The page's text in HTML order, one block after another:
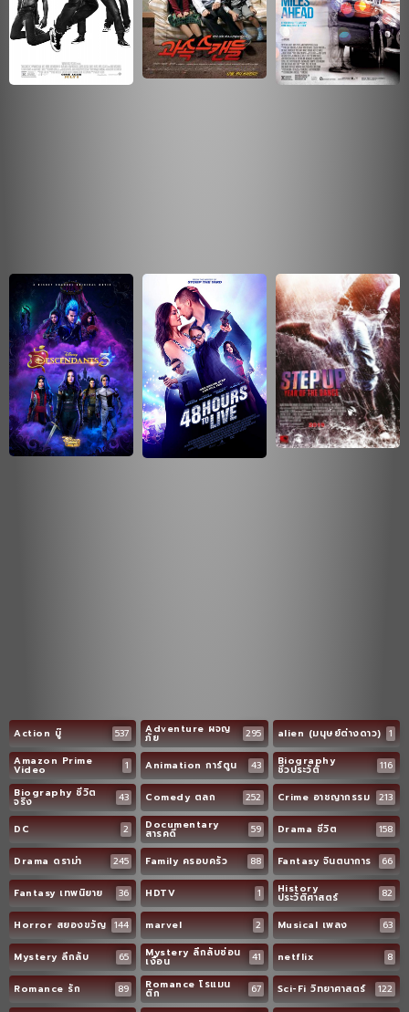
Action บู๊ 537 Adventure ผจญ
ภัย 295 alien (มนุษย์ต่างดาว) 1
Amazon Prime
Video 1 Animation การ์ตูน 43 Biography
ชีวประวัติ
116
Biography ชีวิต
จริง 43 Comedy ตลก 252 Crime อาชญากรรม 213
DC 2 Documentary
สารคดี 59 Drama ชีวิต 158
Drama ดราม่า 245 Family ครอบครัว 88 Fantasy จินตนาการ 66
Fantasy เทพนิยาย 36 HDTV 1 History
ประวัติศาสตร์ 82
Horror สยองขวัญ 144 marvel 2 Musical เพลง 63
Mystery ลึกลับ 65 Mystery ลึกลับซ่อน
เงื่อน 41 netflix 8
Romance รัก 89 Romance โรแมน
ติก 67 Sci-Fi วิทยาศาสตร์ 122